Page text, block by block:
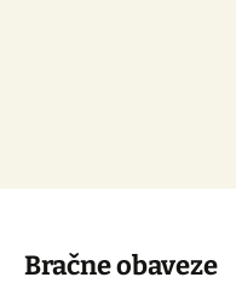
Bračne obaveze